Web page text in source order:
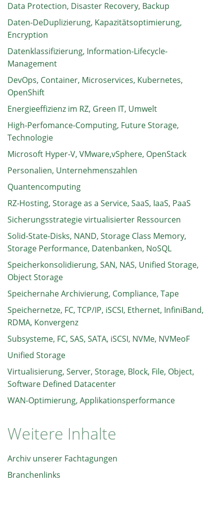
Data Protection, Disaster Recovery, Backup
Daten-DeDuplizierung, Kapazitätsoptimierung,
Encryption
Datenklassifizierung, Information-Lifecycle-
Management
DevOps, Container, Microservices, Kubernetes,
OpenShift
Energieeffizienz im RZ, Green IT, Umwelt
High-Perfomance-Computing, Future Storage,
Technologie
Microsoft Hyper-V, VMware,vSphere, OpenStack
Personalien, Unternehmenszahlen
Quantencomputing
RZ-Hosting, Storage as a Service, SaaS, IaaS, PaaS
Sicherungsstrategie virtualisierter Ressourcen
Solid-State-Disks, NAND, Storage Class Memory,
Storage Performance, Datenbanken, NoSQL
Speicherkonsolidierung, SAN, NAS, Unified Storage,
Object Storage
Speichernahe Archivierung, Compliance, Tape
Speichernetze, FC, TCP/IP, iSCSI, Ethernet, InfiniBand,
RDMA, Konvergenz
Subsysteme, FC, SAS, SATA, iSCSI, NVMe, NVMeoF
Unified Storage
Virtualisierung, Server, Storage, Block, File, Object,
Software Defined Datacenter
WAN-Optimierung, Applikationsperformance
Weitere Inhalte
Archiv unserer Fachtagungen
Branchenlinks